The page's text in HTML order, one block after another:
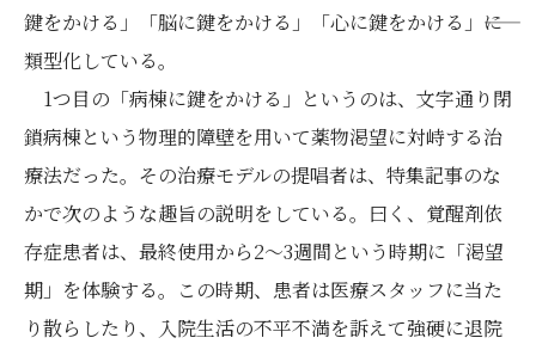
鍵をかける」「脳に鍵をかける」「心に鍵をかける」――に
類型化している。
1つ目の「病棟に鍵をかける」というのは、文字通り閉
鎖病棟という物理的障壁を用いて薬物渇望に対峙する治
療法だった。その治療モデルの提唱者は、特集記事のな
かで次のような趣旨の説明をしている。曰く、覚醒剤依
存症患者は、最終使用から2～3週間という時期に「渇望
期」を体験する。この時期、患者は医療スタッフに当た
り散らしたり、入院生活の不平不満を訴えて強硬に退院